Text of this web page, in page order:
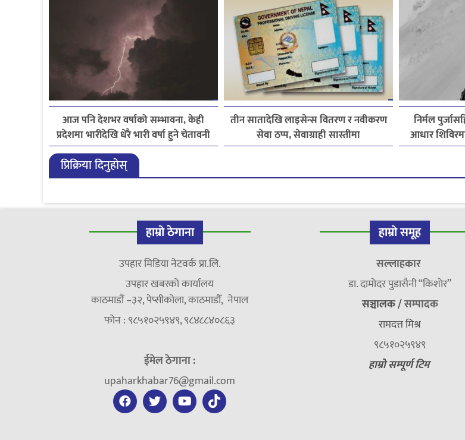
आज पनि देशभर वर्षाको सम्भावना, केही
प्रदेशमा भारीदेखि धेरै भारी वर्षा हुने चेतावनी
तीन सातादेखि लाइसेन्स वितरण र नवीकरण
सेवा ठप्प, सेवाग्राही सास्तीमा
निर्मल
आधार
प्रिक्रिया दिनुहोस्
हाम्रो ठेगाना
उपहार मिडिया नेटवर्क प्रा.लि.
उपहार खबरको कार्यालय
काठमाडौं –३२, पेप्सीकोला, काठमाडौँ, नेपाल
फोन : ९८५१०२५९४९, ९८४८८४०८६३
ईमेल ठेगाना :
upaharkhabar76@gmail.com
हाम्रो समूह
सल्लाहकार
डा. दामाेदर पुडासैनी “किशाेर”
सञ्चालक /सम्पादक
रामदत्त मिश्र
९८५१०२५९४९
हाम्रो सम्पूर्ण टिम